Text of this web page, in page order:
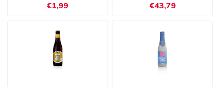
€1,99 €43,79